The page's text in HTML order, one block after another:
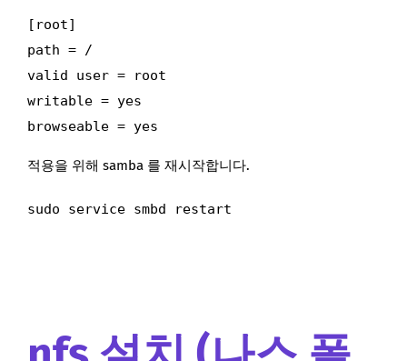
[root]
path = /
valid user = root
writable = yes
browseable = yes
적용을 위해 samba 를 재시작합니다.
sudo service smbd restart